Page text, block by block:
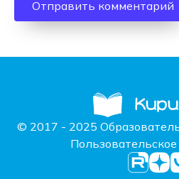
© 2017 - 2025